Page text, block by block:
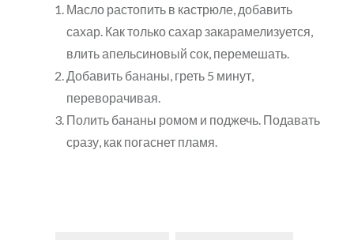
Масло растопить в кастрюле, добавить
сахар. Как только сахар закарамелизуется,
влить апельсиновый сок, перемешать.
Добавить бананы, греть 5 минут,
переворачивая.
Полить бананы ромом и поджечь. Подавать
сразу, как погаснет пламя.